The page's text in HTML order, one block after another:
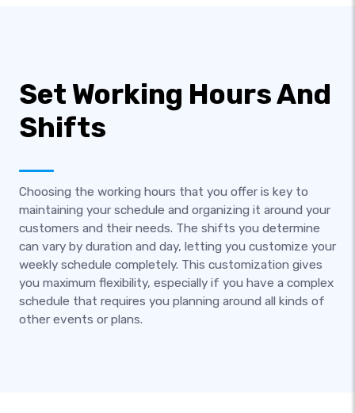
Set Working Hours And
Shifts
Choosing the working hours that you offer is key to
maintaining your schedule and organizing it around your
customers and their needs. The shifts you determine
can vary by duration and day, letting you customize your
weekly schedule completely. This customization gives
you maximum flexibility, especially if you have a complex
schedule that requires you planning around all kinds of
other events or plans.